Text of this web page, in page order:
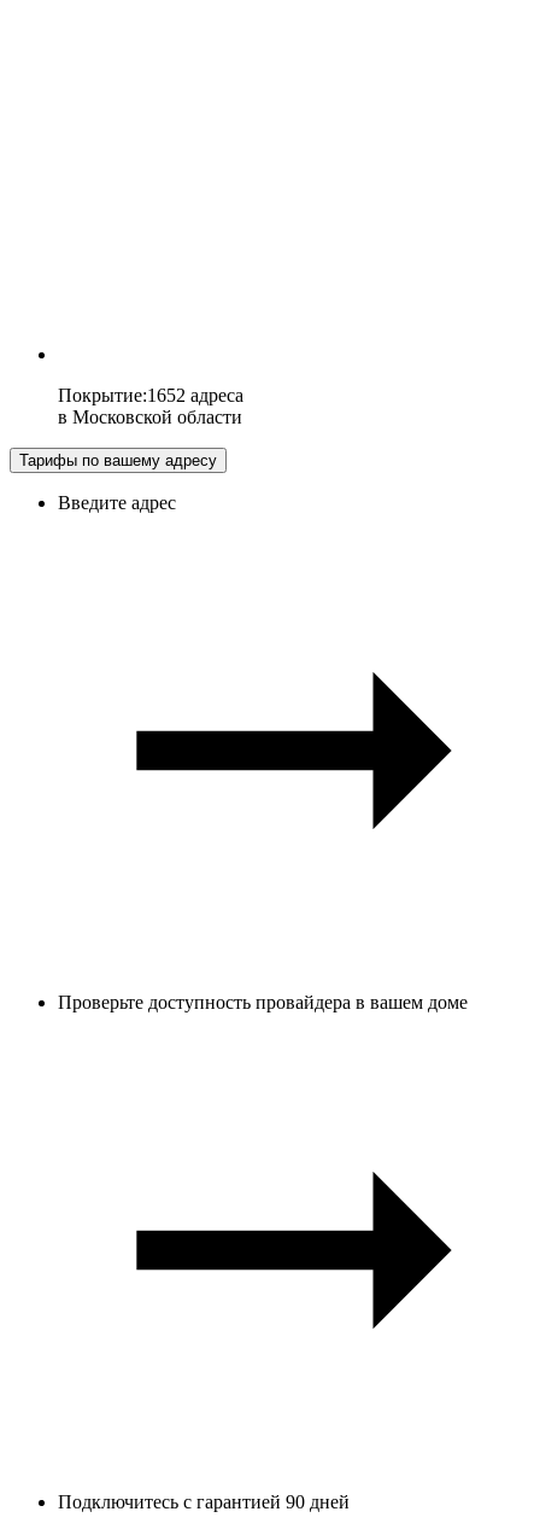
Покрытие:1652 адреса
в Московской области
Тарифы по вашему адресу
Введите адрес
Проверьте доступность провайдера в вашем доме
Подключитесь с гарантией 90 дней